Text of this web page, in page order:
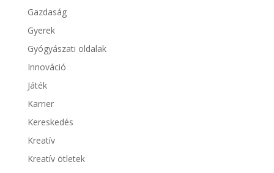
Gazdaság
Gyerek
Gyógyászati oldalak
Innováció
Játék
Karrier
Kereskedés
Kreatív
Kreatív ötletek